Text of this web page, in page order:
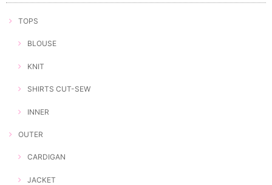
TOPS
BLOUSE
KNIT
SHIRTS CUT-SEW
INNER
OUTER
CARDIGAN
JACKET